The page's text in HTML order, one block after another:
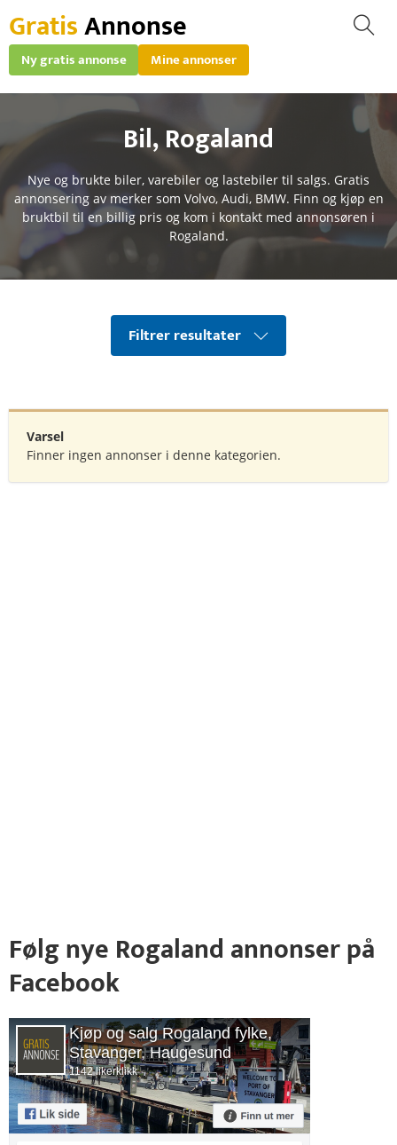
GratisAnnonse
Ny gratis annonse Mine annonser
Bil,Rogaland
Nye og brukte biler, varebiler og lastebiler til salgs. Gratis
annonsering av merker som Volvo, Audi, BMW. Finn og kjøp en
bruktbil til en billig pris og kom i kontakt med annonsøren i
Rogaland.
Filtrer resultater
Varsel
Finner ingen annonser i denne kategorien.
Følg nye Rogaland annonser på
Facebook
Kjøp og salg Rogaland fylke,
Stavanger, Haugesund
1142 likerklikk